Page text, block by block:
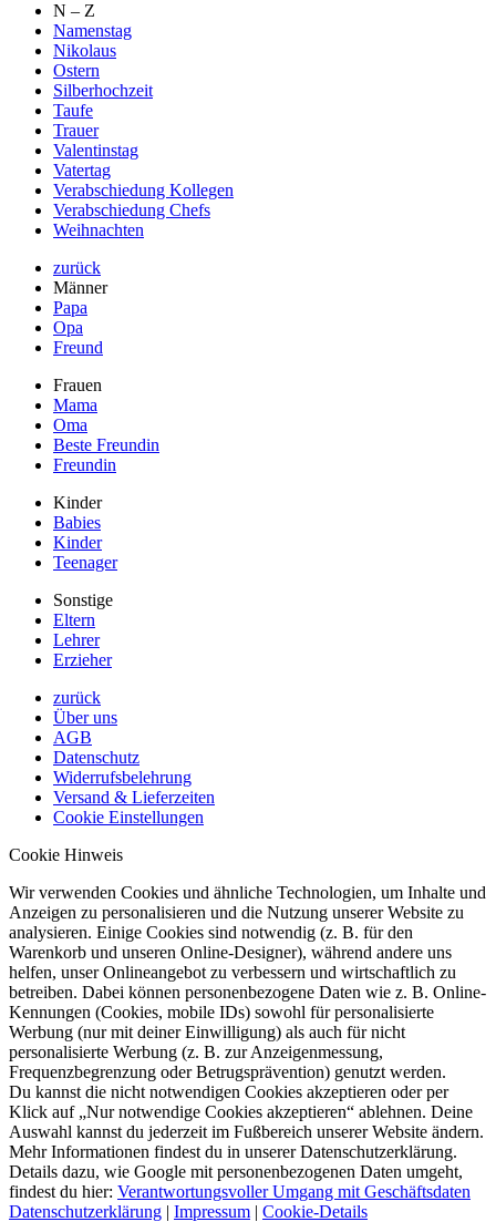
N – Z
Namenstag
Nikolaus
Ostern
Silberhochzeit
Taufe
Trauer
Valentinstag
Vatertag
Verabschiedung Kollegen
Verabschiedung Chefs
Weihnachten
zurück
Männer
Papa
Opa
Freund
Frauen
Mama
Oma
Beste Freundin
Freundin
Kinder
Babies
Kinder
Teenager
Sonstige
Eltern
Lehrer
Erzieher
zurück
Über uns
AGB
Datenschutz
Widerrufsbelehrung
Versand & Lieferzeiten
Cookie Einstellungen
Cookie Hinweis
Wir verwenden Cookies und ähnliche Technologien, um Inhalte und
Anzeigen zu personalisieren und die Nutzung unserer Website zu
analysieren. Einige Cookies sind notwendig (z. B. für den
Warenkorb und unseren Online-Designer), während andere uns
helfen, unser Onlineangebot zu verbessern und wirtschaftlich zu
betreiben. Dabei können personenbezogene Daten wie z. B. Online-
Kennungen (Cookies, mobile IDs) sowohl für personalisierte
Werbung (nur mit deiner Einwilligung) als auch für nicht
personalisierte Werbung (z. B. zur Anzeigenmessung,
Frequenzbegrenzung oder Betrugsprävention) genutzt werden.
Du kannst die nicht notwendigen Cookies akzeptieren oder per
Klick auf „Nur notwendige Cookies akzeptieren“ ablehnen. Deine
Auswahl kannst du jederzeit im Fußbereich unserer Website ändern.
Mehr Informationen findest du in unserer Datenschutzerklärung.
Details dazu, wie Google mit personenbezogenen Daten umgeht,
findest du hier: Verantwortungsvoller Umgang mit Geschäftsdaten
Datenschutzerklärung | Impressum | Cookie-Details